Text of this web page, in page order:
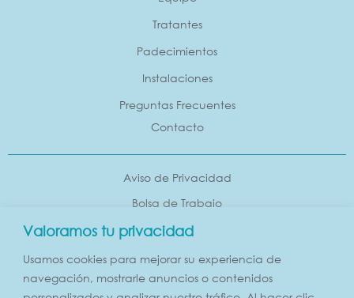
Valoramos tu privacidad
Usamos cookies para mejorar su experiencia de
navegación, mostrarle anuncios o contenidos
Tratantes
Padecimientos
Instalaciones
Preguntas Frecuentes
Contacto
Aviso de Privacidad
Bolsa de Trabajo
Contacto